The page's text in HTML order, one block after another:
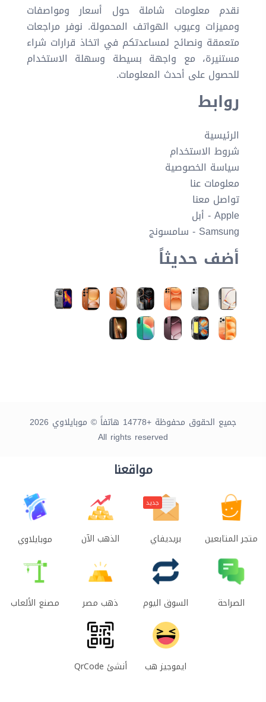
نقدم معلومات شاملة حول أسعار ومواصفات
ومميزات وعيوب الهواتف المحمولة. نوفر مراجعات
متعمقة ونصائح لمساعدتكم في اتخاذ قرارات شراء
مستنيرة، مع واجهة بسيطة وسهلة الاستخدام
للحصول على أحدث المعلومات.
روابط
الرئيسية
شروط الاستخدام
سياسة الخصوصية
معلومات عنا
تواصل معنا
Apple - أبل
Samsung - سامسونج
أضف حديثاً
جميع الحقوق محفوظة +14778 هاتفاً © موبايلاوي 2026
All rights reserved